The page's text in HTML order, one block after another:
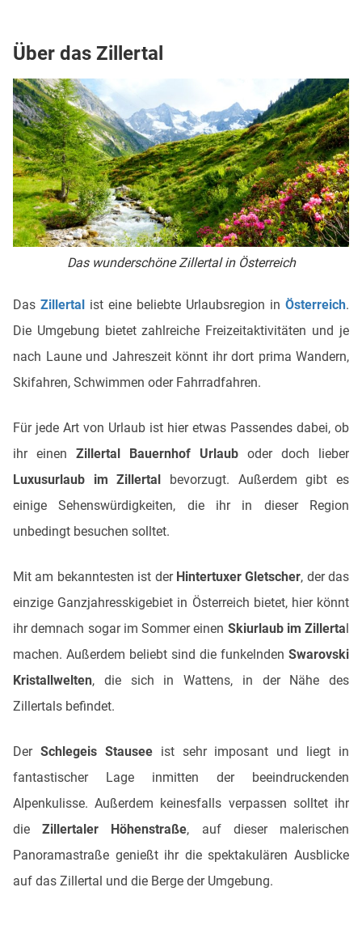
Über das Zillertal
Das wunderschöne Zillertal in Österreich
Das Zillertal ist eine beliebte Urlaubsregion in Österreich.
Die Umgebung bietet zahlreiche Freizeitaktivitäten und je
nach Laune und Jahreszeit könnt ihr dort prima Wandern,
Skifahren, Schwimmen oder Fahrradfahren.
Für jede Art von Urlaub ist hier etwas Passendes dabei, ob
ihr einen Zillertal Bauernhof Urlaub oder doch lieber
Luxusurlaub im Zillertal bevorzugt. Außerdem gibt es
einige Sehenswürdigkeiten, die ihr in dieser Region
unbedingt besuchen solltet.
Mit am bekanntesten ist der Hintertuxer Gletscher, der das
einzige Ganzjahresskigebiet in Österreich bietet, hier könnt
ihr demnach sogar im Sommer einen Skiurlaub im Zillertal
machen. Außerdem beliebt sind die funkelnden Swarovski
Kristallwelten, die sich in Wattens, in der Nähe des
Zillertals befindet.
Der Schlegeis Stauseeist sehr imposant und liegt in
fantastischer Lage inmitten der beeindruckenden
Alpenkulisse. Außerdem keinesfalls verpassen solltet ihr
dieZillertaler Höhenstraße, auf dieser malerischen
Panoramastraße genießt ihr die spektakulären Ausblicke
auf das Zillertal und die Berge der Umgebung.